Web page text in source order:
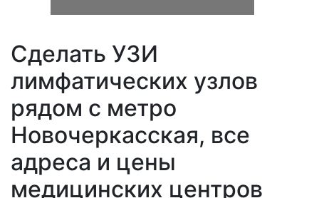
Сделать УЗИ
лимфатических узлов
рядом с метро
Новочеркасская, все
адреса и цены
медицинских центров